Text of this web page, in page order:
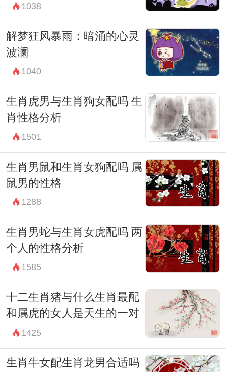
1038
解梦狂风暴雨：暗涌的心灵
波澜
1040
生肖虎男与生肖狗女配吗 生
肖性格分析
1501
生肖男鼠和生肖女狗配吗 属
鼠男的性格
1288
生肖男蛇与生肖女虎配吗 两
个人的性格分析
1585
十二生肖猪与什么生肖最配
和属虎的女人是天生的一对
1425
生肖牛女配生肖龙男合适吗